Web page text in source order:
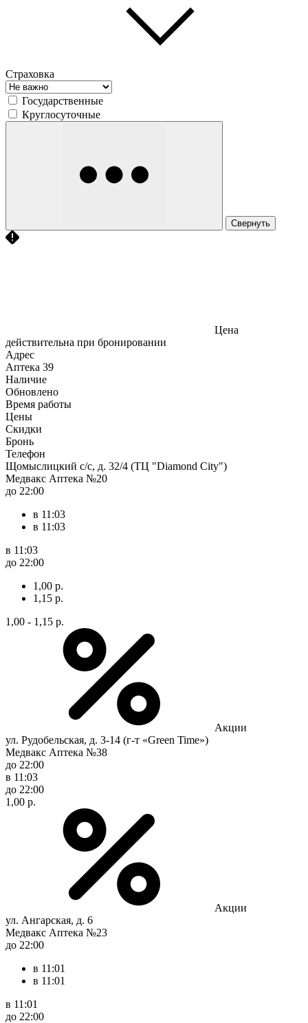
Страховка
Государственные
Круглосуточные
Свернуть
Цена
действительна при бронировании
Адрес
Аптека 39
Наличие
Обновлено
Время работы
Цены
Скидки
Бронь
Телефон
Щомыслицкий с/с, д. 32/4 (ТЦ "Diamond City")
Медвакс Аптека №20
до 22:00
в 11:03
в 11:03
в 11:03
до 22:00
1,00 р.
1,15 р.
1,00 - 1,15 р.
Акции
ул. Рудобельская, д. 3-14 (г-т «Green Time»)
Медвакс Аптека №38
до 22:00
в 11:03
до 22:00
1,00 р.
Акции
ул. Ангарская, д. 6
Медвакс Аптека №23
до 22:00
в 11:01
в 11:01
в 11:01
до 22:00